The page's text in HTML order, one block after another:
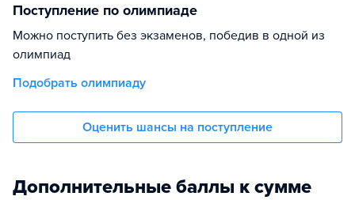
Поступление по олимпиаде
Можно поступить без экзаменов, победив в одной из
олимпиад
Подобрать олимпиаду
Оценить шансы на поступление
Дополнительные баллы к сумме